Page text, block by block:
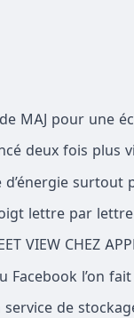
MAJ pour une
deux fois plus
surtout
lettre par lettre
VIEW CHEZ
Facebook l’on
de